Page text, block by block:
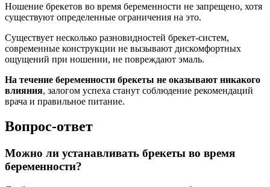
Ношение брекетов во время беременности не запрещено, хотя
существуют определенные ограничения на это.
Существует несколько разновидностей брекет-систем,
современные конструкции не вызывают дискомфортных
ощущений при ношении, не повреждают эмаль.
На течение беременности брекеты не оказывают никакого
влияния, залогом успеха станут соблюдение рекомендаций
врача и правильное питание.
Вопрос-ответ
Можно ли устанавливать брекеты во время
беременности?